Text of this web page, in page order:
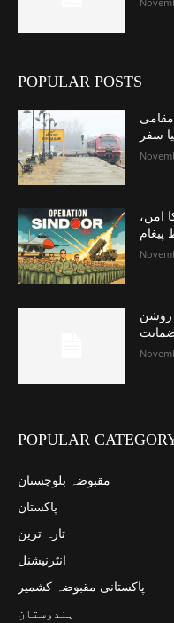
POPULAR POSTS
سفر
امن،
روشن
POPULAR
مقبوضہ بلوچستان
پاکستان
تازہ ترین
انٹرنیشنل
پاکستانی مقبوضہ کشمیر
ہندوستان